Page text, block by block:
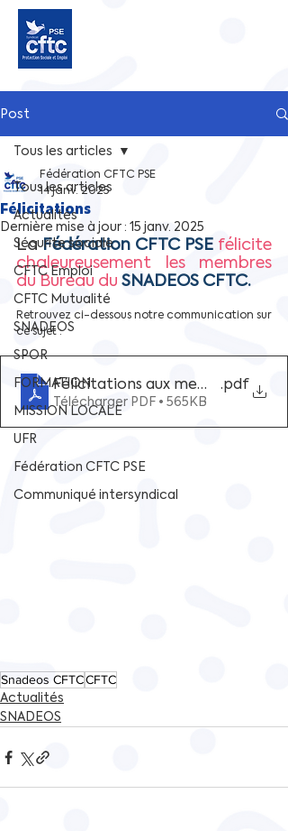
Post
Tous les articles
Actualités
Sécurite sociale
CFTC Emploi
CFTC Mutualité
SNADEOS
SPOR
FORMATION
MISSION LOCALE
UFR
Fédération CFTC PSE
Communiqué intersyndical
Tous les articles
Félicitations
Fédération CFTC PSE
14 janv. 2025
Dernière mise à jour : 15 janv. 2025
La Fédération CFTC PSE félicite
chaleureusement les membres
du Bureau du SNADEOS CFTC.
Retrouvez ci-dessous notre communication sur
ce sujet :
Félicitations aux membres du
.pdf
Télécharger PDF • 565KB
Snadeos CFTCCFTC
Actualités
SNADEOS